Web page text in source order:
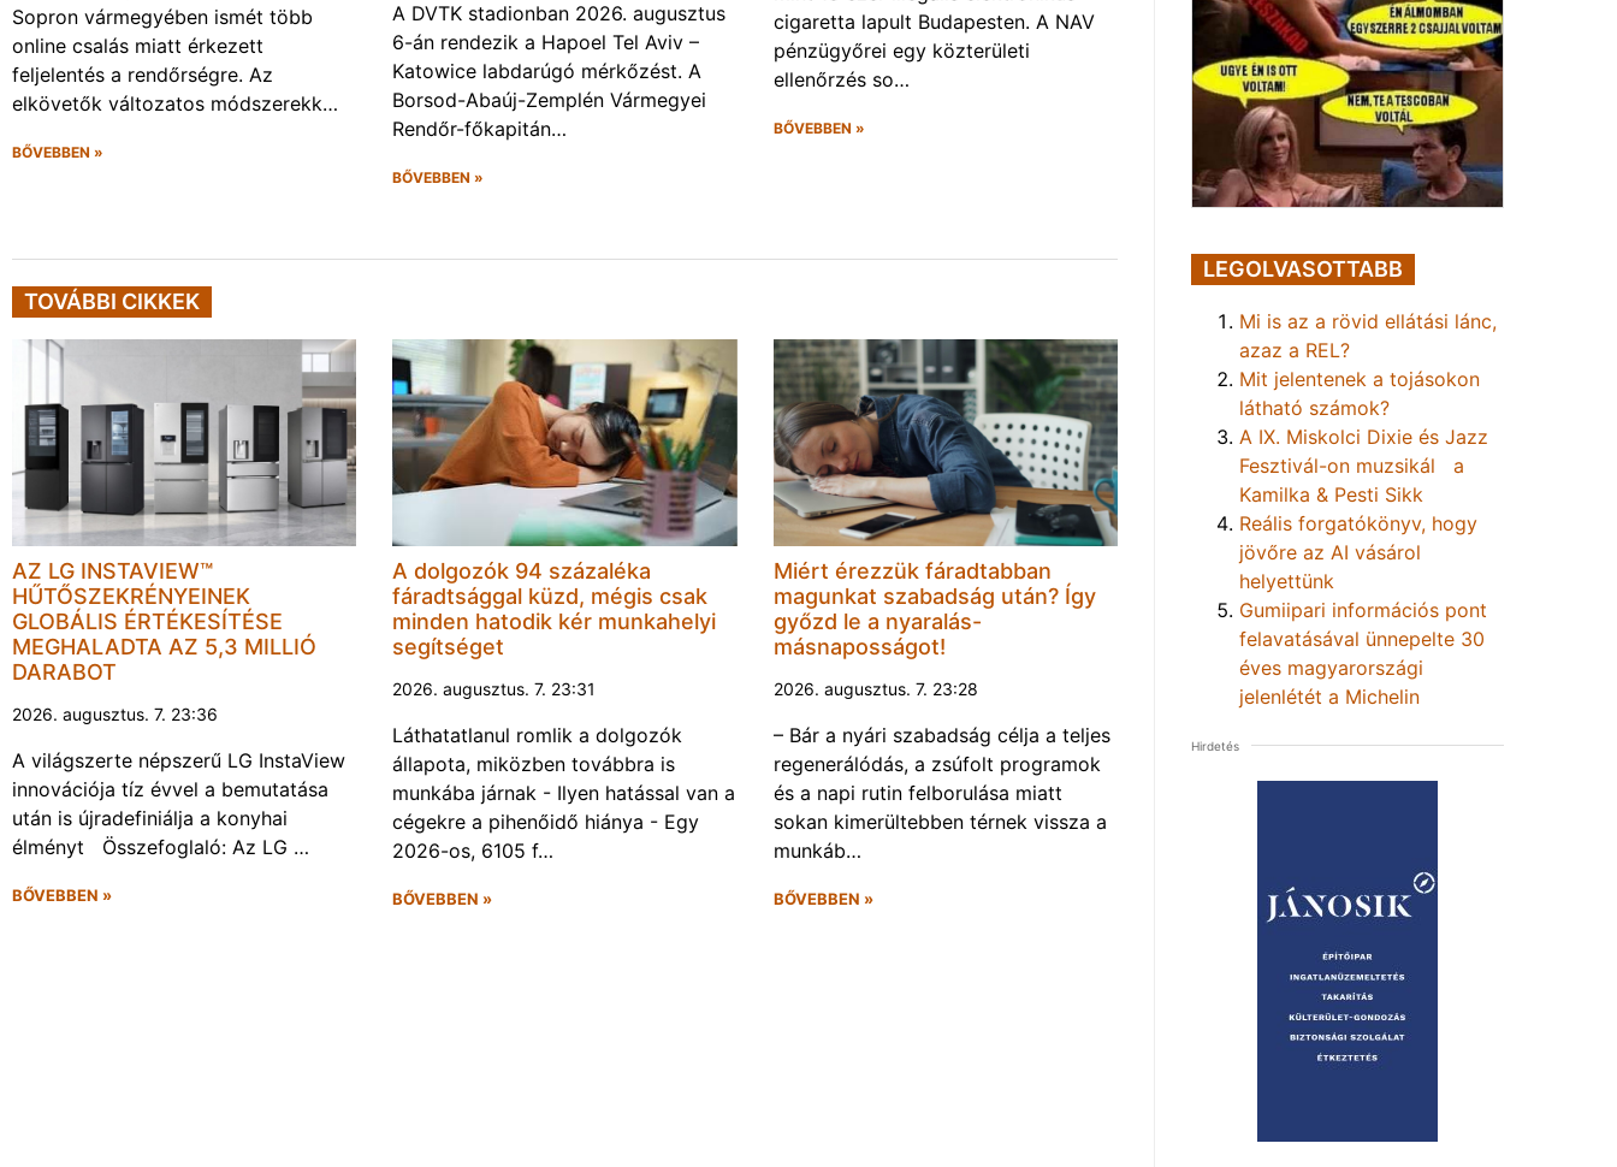
Sopron vármegyében ismét több
online csalás miatt érkezett
feljelentés a rendőrségre. Az
elkövetők változatos módszerekk…
BŐVEBBEN »
A DVTK stadionban 2026. augusztus
6-án rendezik a Hapoel Tel Aviv –
Katowice labdarúgó mérkőzést. A
Borsod-Abaúj-Zemplén Vármegyei
Rendőr-főkapitán…
BŐVEBBEN »
cigaretta lapult Budapesten. A NAV
pénzügyőrei egy közterületi
ellenőrzés so…
BŐVEBBEN »
TOVÁBBI CIKKEK
AZ LG INSTAVIEW™
HŰTŐSZEKRÉNYEINEK
GLOBÁLIS ÉRTÉKESÍTÉSE
MEGHALADTA AZ 5,3 MILLIÓ
DARABOT
2026. augusztus. 7. 23:36
A világszerte népszerű LG InstaView
innovációja tíz évvel a bemutatása
után is újradefiniálja a konyhai
élményt Összefoglaló: Az LG …
BŐVEBBEN »
A dolgozók 94 százaléka
fáradtsággal küzd, mégis csak
minden hatodik kér munkahelyi
segítséget
2026. augusztus. 7. 23:31
Láthatatlanul romlik a dolgozók
állapota, miközben továbbra is
munkába járnak - Ilyen hatással van a
cégekre a pihenőidő hiánya - Egy
2026-os, 6105 f…
BŐVEBBEN »
Miért érezzük fáradtabban
magunkat szabadság után? Így
győzd le a nyaralás-
másnaposságot!
2026. augusztus. 7. 23:28
– Bár a nyári szabadság célja a teljes
regenerálódás, a zsúfolt programok
és a napi rutin felborulása miatt
sokan kimerültebben térnek vissza a
munkáb…
BŐVEBBEN »
LEGOLVASOTTABB
Mi is az a rövid ellátási lánc,
azaz a REL?
Mit jelentenek a tojásokon
látható számok?
A IX. Miskolci Dixie és Jazz
Fesztivál-on muzsikál a
Kamilka & Pesti Sikk
Reális forgatókönyv, hogy
jövőre az AI vásárol
helyettünk
Gumiipari információs pont
felavatásával ünnepelte 30
éves magyarországi
jelenlétét a Michelin
Hirdetés